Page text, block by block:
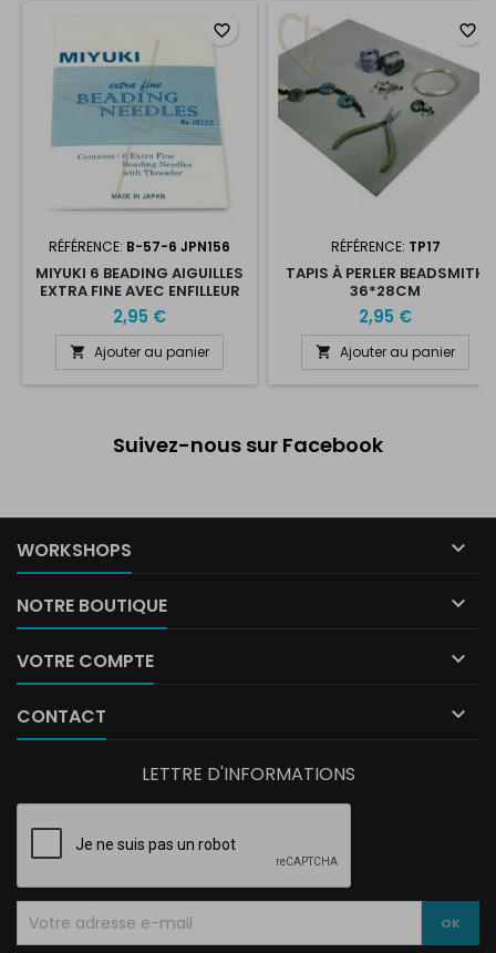
RÉFÉRENCE: B-57-6 JPN156
MIYUKI 6 BEADING AIGUILLES
EXTRA FINE AVEC ENFILLEUR
2,95 €
 Ajouter au panier
favorite_border
RÉFÉRENCE: TP17
TAPIS À PERLER BEADSMITH
36*28CM
2,95 €
 Ajouter au panier
favorite_border
Suivez-nous sur Facebook
WORKSHOPS 
NOTRE BOUTIQUE 
VOTRE COMPTE 
CONTACT 
LETTRE D'INFORMATIONS